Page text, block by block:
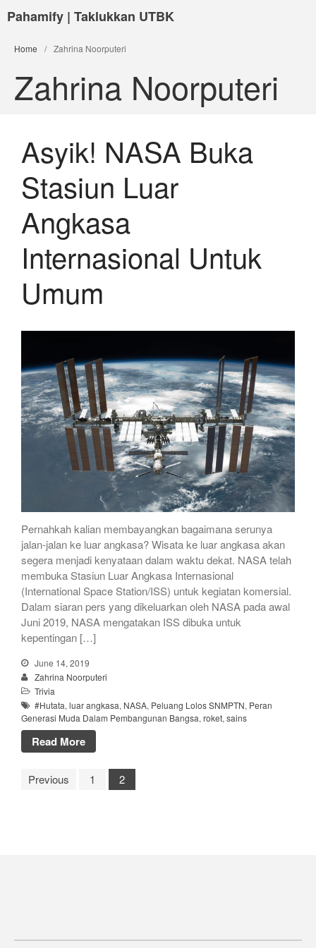
Pahamify | Taklukkan UTBK
Home / Zahrina Noorputeri
Zahrina Noorputeri
Asyik! NASA Buka
Stasiun Luar
Angkasa
Internasional Untuk
Umum
Pernahkah kalian membayangkan bagaimana serunya
jalan-jalan ke luar angkasa? Wisata ke luar angkasa akan
segera menjadi kenyataan dalam waktu dekat. NASA telah
membuka Stasiun Luar Angkasa Internasional
(International Space Station/ISS) untuk kegiatan komersial.
Dalam siaran pers yang dikeluarkan oleh NASA pada awal
Juni 2019, NASA mengatakan ISS dibuka untuk
kepentingan […]
June 14, 2019
Zahrina Noorputeri
Trivia
#Hutata, luar angkasa, NASA, Peluang Lolos SNMPTN, Peran
Generasi Muda Dalam Pembangunan Bangsa, roket, sains
Read More
Previous 1 2